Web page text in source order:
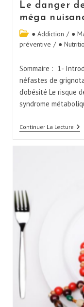
Le danger
méga
● Addiction / ●
préventive / ●
Sommaire : 1-
néfastes de
d’obésité Le risque
syndrome
Continuer La Lecture